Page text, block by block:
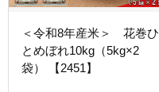
＜令和8年産米＞ 花巻ひ
とめぼれ10kg（5kg×2
袋） 【2451】